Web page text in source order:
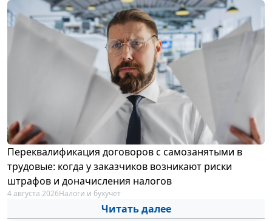
Переквалификация договоров с самозанятыми в
трудовые: когда у заказчиков возникают риски
штрафов и доначисления налогов
4 августа 2026Налоги и бухучет
Читать далее